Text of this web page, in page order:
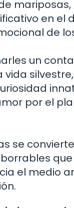
mariposas,
en el
de
un
vida
por el
se
el medio